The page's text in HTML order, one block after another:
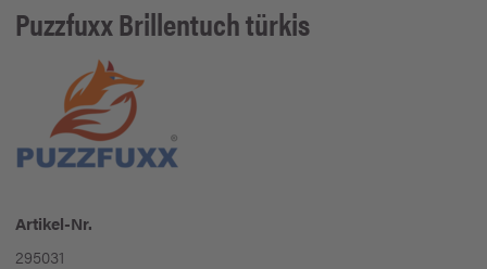
PuzzfuxxBrillentuch türkis
Artikel-Nr.
295031